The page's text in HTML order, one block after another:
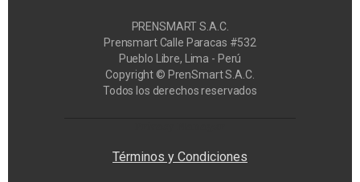
PRENSMART S.A.C.
Prensmart Calle Paracas #532
Pueblo Libre, Lima - Perú
Copyright © PrenSmart S.A.C.
Todos los derechos reservados
Términos y Condiciones